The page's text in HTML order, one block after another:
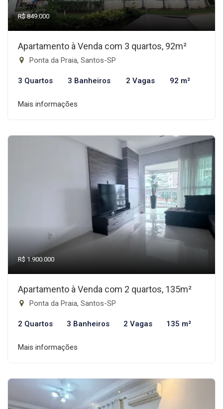
R$ 849.000
Apartamento à Venda com 3 quartos, 92m²
Ponta da Praia, Santos-SP
3 Quartos 3 Banheiros 2 Vagas 92 m²
Mais informações
R$ 1.900.000
Apartamento à Venda com 2 quartos, 135m²
Ponta da Praia, Santos-SP
2 Quartos 3 Banheiros 2 Vagas 135 m²
Mais informações